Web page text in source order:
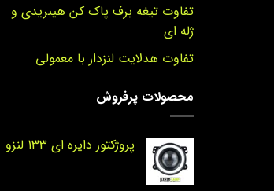
تفاوت تیغه برف پاک کن هیبریدی و
ژله ای
تفاوت هدلایت لنزدار با معمولی
محصولات پرفروش
پروژکتور دایره‌ ای 133 لنزو